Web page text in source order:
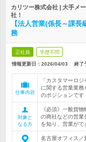
カリツー株式会社 | 大手メ
社！
【法人営業(係長～課
務
正社員 学歴不問
情報更新日：2026/04/03 終了
仕事内容
「カスタマーロ
に関する営業業
のポジションです
対象と
なる方
《必須》一般貨
の商社などの営業
を知り、営業がで
名古屋オフィス／